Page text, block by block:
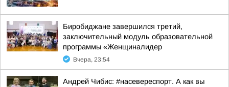
Биробиджане завершился третий,
заключительный модуль образовательной
программы «Женщиналидер
Вчера, 23:54
Андрей Чибис: #насевереспорт. А как вы